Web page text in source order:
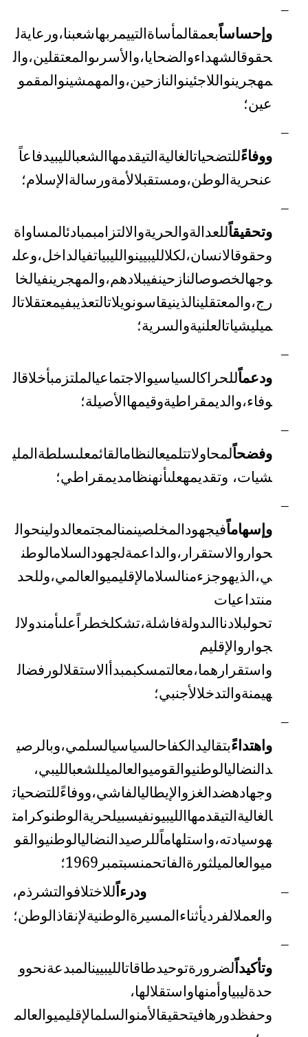
–
وإحساساًبعمقالمأساةالتييمر بهاشعبنا،ورعايةل
حقوقالشهداءوالضحايا،والأسرىوالمعتقلين،وال
مهجرينواللاجئينوالنازحين،والمهمشينوالمقمو
عين؛
–
ووفاءًللتضحياتالغاليةالتيقدمهاالشعبالليبيدفاعاً
عنحريةالوطن،ومستقبلالأمةورسالةالإسلام؛
–
وتحقيقاًللعدالةوالحريةوالالتزامبمبادئالمساواة
وحقوقالانسان،لكلالليبيينوالليبياتفيالداخل،وعلى
وجهالخصوصالنازحينفيبلادهم،والمهجرينفيالخا
رج،والمعتقلينالذينيقاسونويلاتالتعذيبفيمعتقلاتال
ميليشياتالعلنيةوالسرية؛
–
ودعماًللحراكالسياسيوالاجتماعيالملتزمبأخلاقال
وفاء،والديمقراطيةوقيمهاالأصيلة؛
–
وفضحاًلمحاولاتتلميعالنظامالقائمعلىسلطةالملي
شيات، وتقديمهعلىأنهنظامديمقراطي؛
–
وإسهاماًفيجهودالمخلصينمنالمجتمعالدولينحوال
حوار والاستقرار،والداعمةلجهودالسلامالوطن
ي،الذيهوجزءمنالسلامالإقليميوالعالمي،وللحد
منتداعيات
تحولبلادناالىدولةفاشلة،تشكلخطراًعلىأمندولال
جوار والإقليم
واستقرارهما،معالتمسكبمبدأالاستقلالورفضال
هيمنةوالتدخلالأجنبي؛
–
واهتداءًبتقاليدالكفاحالسياسيالسلمي،وبالرصي
دالنضاليالوطنيوالقوميوالعالميللشعبالليبي،
وجهادهضدالغزوالإيطاليالفاشي،ووفاءًللتضحيات
الغاليةالتيقدمهاالليبيونفيسبيلحريةالوطنوكرامت
هوسيادته،واستلهاماًللرصيدالنضاليالوطنيوالقو
ميوالعالميلثورةالفاتحمنسبتمبر 1969؛
– ودرءاًللاختلافوالتشرذم،
والعملالفرديأثناءالمسيرةالوطنيةلإنقاذالوطن؛
–
وتأكيداًلضرورةتوحيدطاقاتالليبيينالمبدعةنحوو
حدةليبياوأمنهاواستقلالها،
وحفظدورهافيتحقيقالأمنوالسلمالإقليميوالعالم